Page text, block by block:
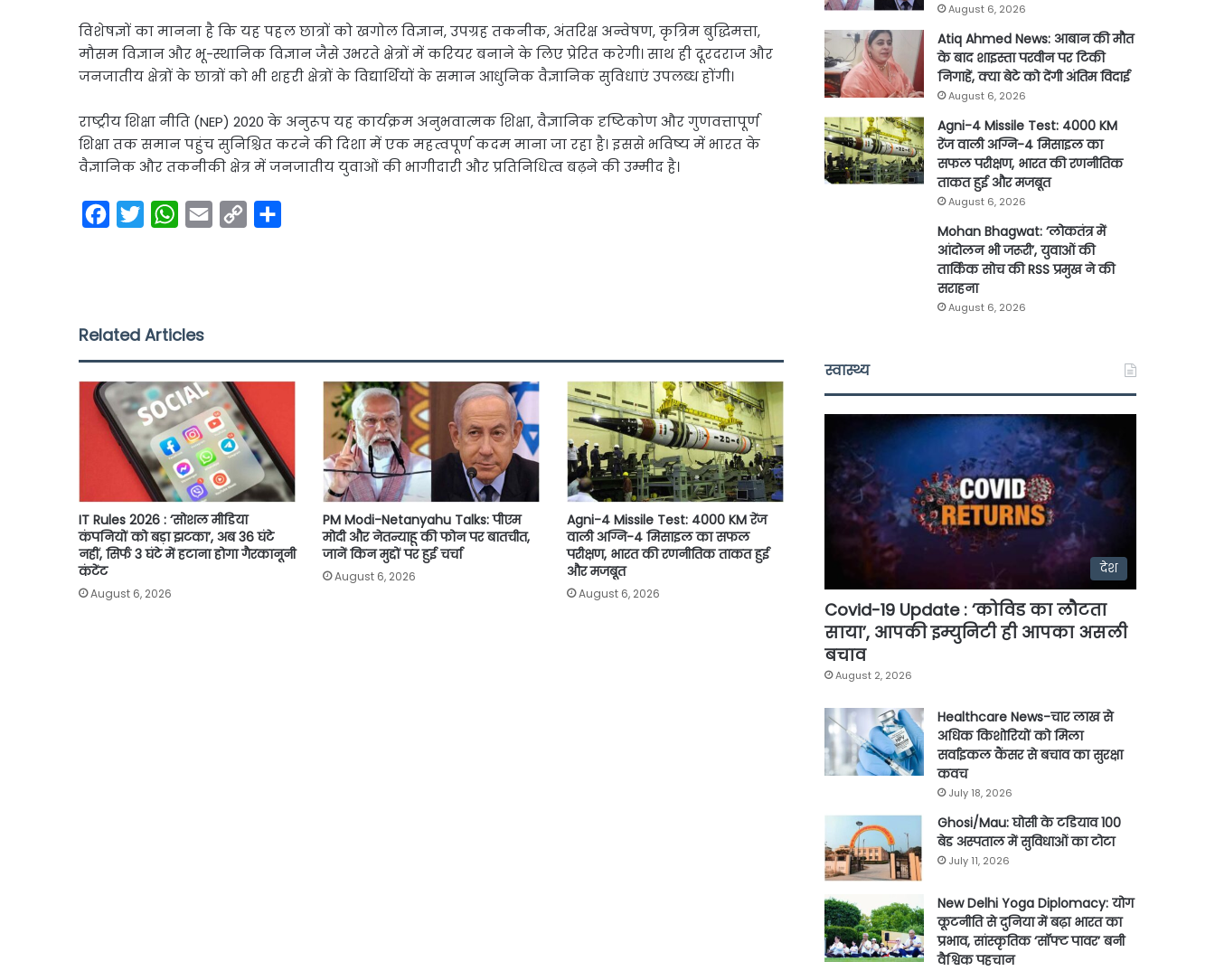
विशेषज्ञों का मानना है कि यह पहल छात्रों को खगोल विज्ञान, उपग्रह तकनीक, अंतरिक्ष अन्वेषण, कृत्रिम बुद्धिमत्ता,
मौसम विज्ञान और भू-स्थानिक विज्ञान जैसे उभरते क्षेत्रों में करियर बनाने के लिए प्रेरित करेगी। साथ ही दूरदराज और
जनजातीय क्षेत्रों के छात्रों को भी शहरी क्षेत्रों के विद्यार्थियों के समान आधुनिक वैज्ञानिक सुविधाएं उपलब्ध होंगी।
राष्ट्रीय शिक्षा नीति (NEP) 2020 के अनुरूप यह कार्यक्रम अनुभवात्मक शिक्षा, वैज्ञानिक दृष्टिकोण और गुणवत्तापूर्ण
शिक्षा तक समान पहुंच सुनिश्चित करने की दिशा में एक महत्वपूर्ण कदम माना जा रहा है। इससे भविष्य में भारत के
वैज्ञानिक और तकनीकी क्षेत्र में जनजातीय युवाओं की भागीदारी और प्रतिनिधित्व बढ़ने की उम्मीद है।
o
k
r
W
p
p
n
k
Related Articles
IT Rules 2026 : ‘सोशल मीडिया
कंपनियों को बड़ा झटका’, अब 36 घंटे
नहीं, सिर्फ 3 घंटे में हटाना होगा गैरकानूनी
कंटेंट
August 6, 2026
PM Modi-Netanyahu Talks: पीएम
मोदी और नेतन्याहू की फोन पर बातचीत,
जानें किन मुद्दों पर हुई चर्चा
August 6, 2026
Agni-4 Missile Test: 4000 KM रेंज
वाली अग्नि-4 मिसाइल का सफल
परीक्षण, भारत की रणनीतिक ताकत हुई
और मजबूत
August 6, 2026
August 6, 2026
Atiq Ahmed News: आबान की मौत
के बाद शाइस्ता परवीन पर टिकी
निगाहें, क्या बेटे को देंगी अंतिम विदाई
August 6, 2026
Agni-4 Missile Test: 4000 KM
रेंज वाली अग्नि-4 मिसाइल का
सफल परीक्षण, भारत की रणनीतिक
ताकत हुई और मजबूत
August 6, 2026
Mohan Bhagwat: ‘लोकतंत्र में
आंदोलन भी जरूरी’, युवाओं की
तार्किक सोच की RSS प्रमुख ने की
सराहना
August 6, 2026
स्वास्थ्य
देश
Covid-19 Update : ‘कोविड का लौटता
साया’, आपकी इम्युनिटी ही आपका असली
बचाव
August 2, 2026
Healthcare News-चार लाख से
अधिक किशोरियों को मिला
सर्वाइकल कैंसर से बचाव का सुरक्षा
कवच
July 18, 2026
Ghosi/Mau: घोसी के टडियाव 100
बेड अस्पताल में सुविधाओं का टोटा
July 11, 2026
New Delhi Yoga Diplomacy: योग
कूटनीति से दुनिया में बढ़ा भारत का
प्रभाव, सांस्कृतिक ‘सॉफ्ट पावर’ बनी
वैश्विक पहचान